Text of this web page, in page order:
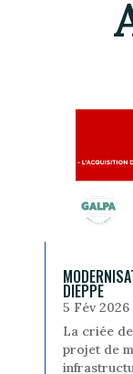
DIEPPE
5 Fév 2026
La criée
projet de